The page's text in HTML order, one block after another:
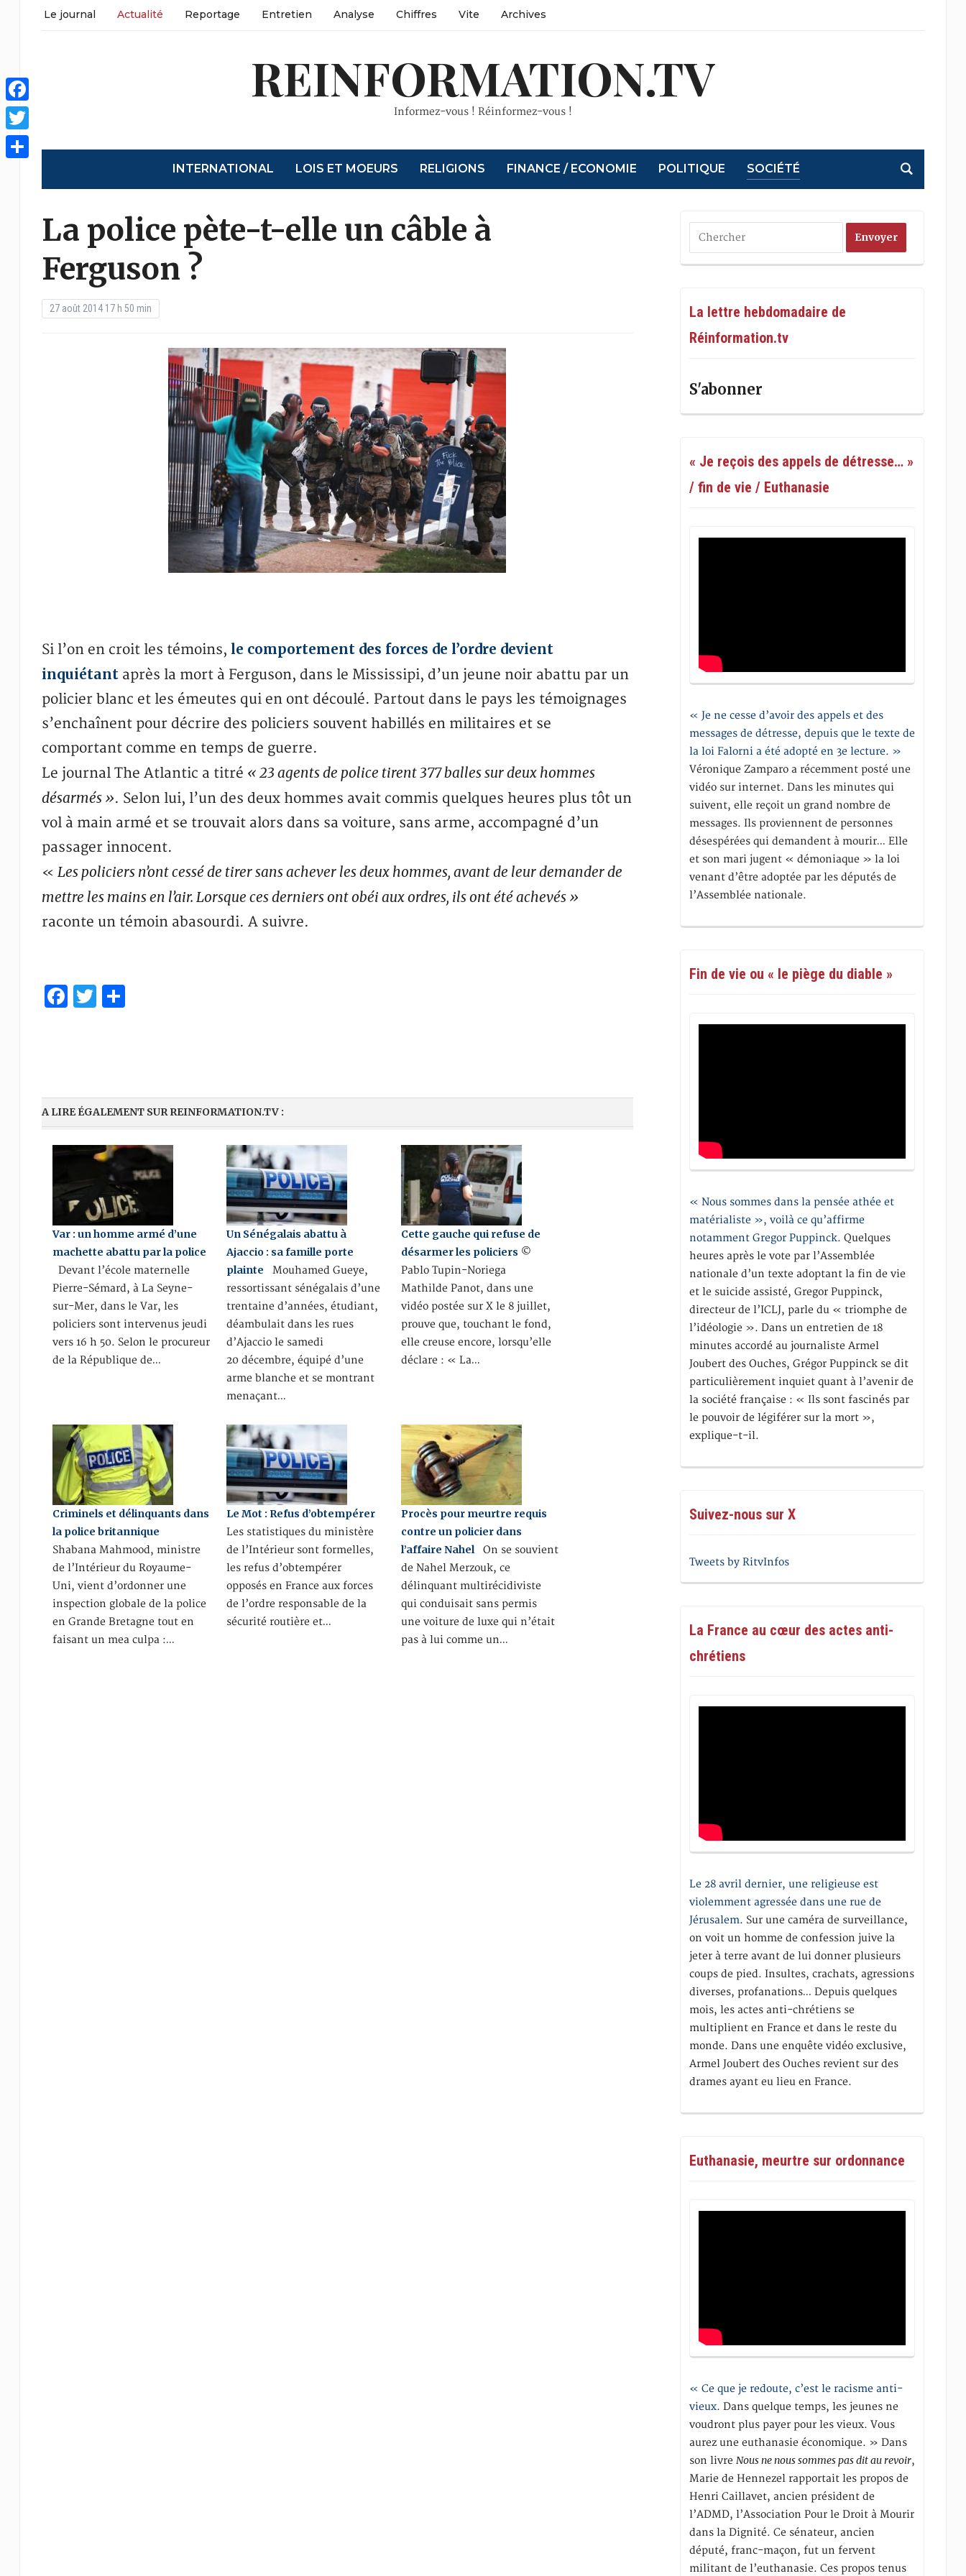
Le journal Actualité Reportage Entretien Analyse Chiffres Vite Archives
REINFORMATION.TV
Informez-vous ! Réinformez-vous !
INTERNATIONAL LOIS ET MOEURS RELIGIONS FINANCE / ECONOMIE POLITIQUE SOCIÉTÉ
La police pète-t-elle un câble à
Ferguson ?
27 août 2014 17 h 50 min
Si l’on en croit les témoins, le comportement des forces de l’ordre devient
inquiétantaprès la mort à Ferguson, dans le Mississipi, d’un jeune noir abattu par un
policier blanc et les émeutes qui en ont découlé. Partout dans le pays les témoignages
s’enchaînent pour décrire des policiers souvent habillés en militaires et se
comportant comme en temps de guerre.
Le journal The Atlantic a titré « 23 agents de police tirent 377 balles sur deux hommes
désarmés ». Selon lui, l’un des deux hommes avait commis quelques heures plus tôt un
vol à main armé et se trouvait alors dans sa voiture, sans arme, accompagné d’un
passager innocent.
« Les policiers n’ont cessé de tirer sans achever les deux hommes, avant de leur demander de
mettre les mains en l’air. Lorsque ces derniers ont obéi aux ordres, ils ont été achevés »
raconte un témoin abasourdi. A suivre.
Facebook
Twitter
Partager
A LIRE ÉGALEMENT SUR REINFORMATION.TV :
Var : un homme armé d’une
machette abattu par la police
Devant l’école maternelle
Pierre-Sémard, à La Seyne-
sur-Mer, dans le Var, les
policiers sont intervenus jeudi
vers 16 h 50. Selon le procureur
de la République de…
Un Sénégalais abattu à
Ajaccio : sa famille porte
plainte Mouhamed Gueye,
ressortissant sénégalais d’une
trentaine d’années, étudiant,
déambulait dans les rues
d’Ajaccio le samedi
20 décembre, équipé d’une
arme blanche et se montrant
menaçant…
Cette gauche qui refuse de
désarmer les policiers ©
Pablo Tupin-Noriega
Mathilde Panot, dans une
vidéo postée sur X le 8 juillet,
prouve que, touchant le fond,
elle creuse encore, lorsqu’elle
déclare : « La…
Criminels et délinquants dans
la police britannique
Shabana Mahmood, ministre
de l’Intérieur du Royaume-
Uni, vient d’ordonner une
inspection globale de la police
en Grande Bretagne tout en
faisant un mea culpa :…
Le Mot : Refus d’obtempérer
Les statistiques du ministère
de l’Intérieur sont formelles,
les refus d’obtempérer
opposés en France aux forces
de l’ordre responsable de la
sécurité routière et…
Procès pour meurtre requis
contre un policier dans
l’affaire NahelOn se souvient
de Nahel Merzouk, ce
délinquant multirécidiviste
qui conduisait sans permis
une voiture de luxe qui n’était
pas à lui comme un…
La lettre hebdomadaire de
Réinformation.tv
S'abonner
« Je reçois des appels de détresse… »
/ fin de vie / Euthanasie
« Je ne cesse d’avoir des appels et des
messages de détresse, depuis que le texte de
la loi Falorni a été adopté en 3e lecture. »
Véronique Zamparo a récemment posté une
vidéo sur internet. Dans les minutes qui
suivent, elle reçoit un grand nombre de
messages. Ils proviennent de personnes
désespérées qui demandent à mourir… Elle
et son mari jugent « démoniaque » la loi
venant d’être adoptée par les députés de
l’Assemblée nationale.
Fin de vie ou « le piège du diable »
« Nous sommes dans la pensée athée et
matérialiste », voilà ce qu’affirme
notamment Gregor Puppinck. Quelques
heures après le vote par l’Assemblée
nationale d’un texte adoptant la fin de vie
et le suicide assisté, Gregor Puppinck,
directeur de l’ICLJ, parle du « triomphe de
l’idéologie ». Dans un entretien de 18
minutes accordé au journaliste Armel
Joubert des Ouches, Grégor Puppinck se dit
particulièrement inquiet quant à l’avenir de
la société française : « Ils sont fascinés par
le pouvoir de légiférer sur la mort »,
explique-t-il.
Suivez-nous sur X
Tweets by RitvInfos
La France au cœur des actes anti-
chrétiens
Le 28 avril dernier, une religieuse est
violemment agressée dans une rue de
Jérusalem. Sur une caméra de surveillance,
on voit un homme de confession juive la
jeter à terre avant de lui donner plusieurs
coups de pied. Insultes, crachats, agressions
diverses, profanations… Depuis quelques
mois, les actes anti-chrétiens se
multiplient en France et dans le reste du
monde. Dans une enquête vidéo exclusive,
Armel Joubert des Ouches revient sur des
drames ayant eu lieu en France.
Euthanasie, meurtre sur ordonnance
« Ce que je redoute, c’est le racisme anti-
vieux. Dans quelque temps, les jeunes ne
voudront plus payer pour les vieux. Vous
aurez une euthanasie économique. » Dans
son livreNous ne nous sommes pas dit au revoir,
Marie de Hennezel rapportait les propos de
Henri Caillavet, ancien président de
l’ADMD, l’Association Pour le Droit à Mourir
dans la Dignité. Ce sénateur, ancien
député, franc-maçon, fut un fervent
militant de l’euthanasie. Ces propos tenus
Facebook
Twitter